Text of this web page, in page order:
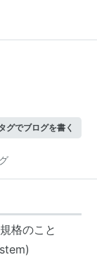
グでブログを書く
格のこと